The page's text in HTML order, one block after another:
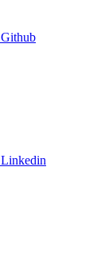
Github
Linkedin